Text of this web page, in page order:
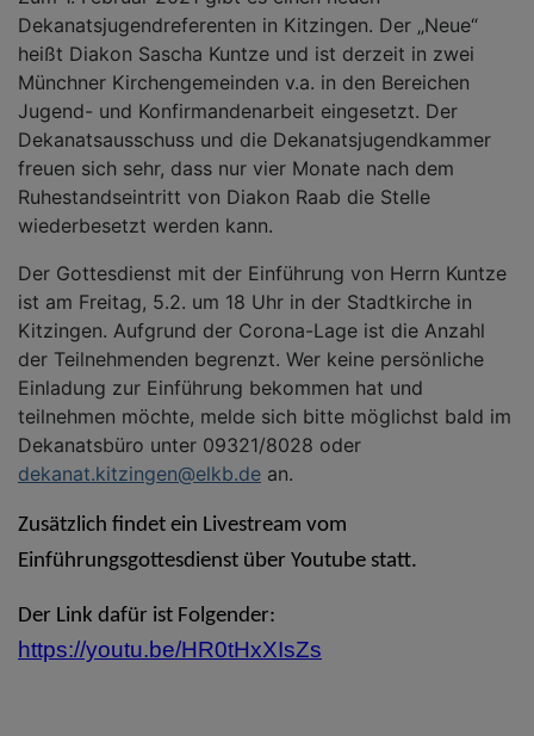
Dekanatsjugendreferenten in Kitzingen. Der „Neue“
heißt Diakon Sascha Kuntze und ist derzeit in zwei
Münchner Kirchengemeinden v.a. in den Bereichen
Jugend- und Konfirmandenarbeit eingesetzt. Der
Dekanatsausschuss und die Dekanatsjugendkammer
freuen sich sehr, dass nur vier Monate nach dem
Ruhestandseintritt von Diakon Raab die Stelle
wiederbesetzt werden kann.
Der Gottesdienst mit der Einführung von Herrn Kuntze
ist am Freitag, 5.2. um 18 Uhr in der Stadtkirche in
Kitzingen. Aufgrund der Corona-Lage ist die Anzahl
der Teilnehmenden begrenzt. Wer keine persönliche
Einladung zur Einführung bekommen hat und
teilnehmen möchte, melde sich bitte möglichst bald im
Dekanatsbüro unter 09321/8028 oder
dekanat.kitzingen@elkb.de an.
Zusätzlich findet ein Livestream vom
Einführungsgottesdienst über Youtube statt.
Der Link dafür ist Folgender:
https://youtu.be/HR0tHxXIsZs